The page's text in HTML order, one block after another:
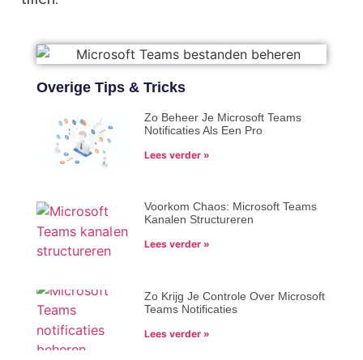
Overige Tips & Tricks
Zo Beheer Je Microsoft Teams
Notificaties Als Een Pro
Lees verder »
Voorkom Chaos: Microsoft Teams
Kanalen Structureren
Lees verder »
Zo Krijg Je Controle Over Microsoft
Teams Notificaties
Lees verder »